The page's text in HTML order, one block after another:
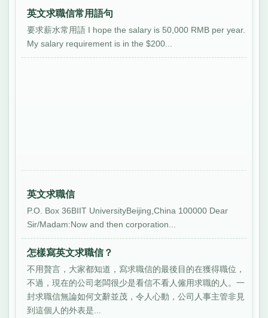
英文求職信常用語句
要求薪水常用語 I hope the salary is 50,000 RMB per year.
My salary requirement is in the $200...
英文求職信
P.O. Box 36BIIT UniversityBeijing,China 100000 Dear
Sir/Madam:Now and then corporation...
怎樣寫英文求職信？
不用贅言，大家都知道，寫求職信的最後目的在獲得職位，
不過，現在的公司老闆很少是看信不看人僱用求職的人。一
封求職信無論如何文辭並茂，令人心動，公司人事主管非見
到這個人的外表是...